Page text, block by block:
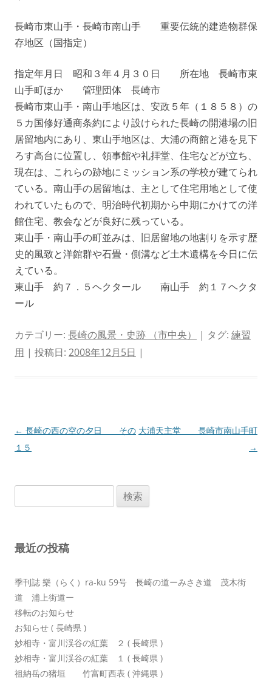
長崎市東山手・長崎市南山手 重要伝統的建造物群保
存地区（国指定）
指定年月日 昭和３年４月３０日 所在地 長崎市東
山手町ほか 管理団体 長崎市
長崎市東山手・南山手地区は、安政５年（１８５８）の
５カ国修好通商条約により設けられた長崎の開港場の旧
居留地内にあり、東山手地区は、大浦の商館と港を見下
ろす高台に位置し、領事館や礼拝堂、住宅などが立ち、
現在は、これらの跡地にミッション系の学校が建てられ
ている。南山手の居留地は、主として住宅用地として使
われていたもので、明治時代初期から中期にかけての洋
館住宅、教会などが良好に残っている。
東山手・南山手の町並みは、旧居留地の地割りを示す歴
史的風致と洋館群や石畳・側溝など土木遺構を今日に伝
えている。
東山手 約７．５ヘクタール 南山手 約１７ヘクタ
ール
カテゴリー: 長崎の風景・史跡 （市中央） | タグ: 練習
用 | 投稿日: 2008年12月5日 |
投
稿
ョ
← 長崎の西の空の夕日 その
１５
大浦天主堂 長崎市南山手町
→
索:
最近の投稿
季刊誌 樂（らく）ra-ku 59号 長崎の道ーみさき道 茂木街
道 浦上街道ー
移転のお知らせ
お知らせ ( 長崎県 )
妙相寺・富川渓谷の紅葉 ２ ( 長崎県 )
妙相寺・富川渓谷の紅葉 １ ( 長崎県 )
祖納岳の猪垣 竹富町西表 ( 沖縄県 )